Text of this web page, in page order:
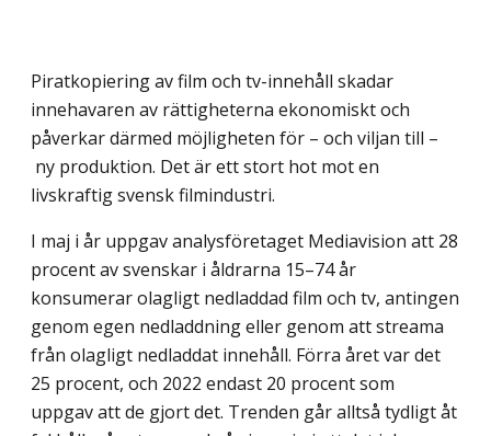
Piratkopiering av film och tv-innehåll skadar
innehavaren av rättigheterna ekonomiskt och
påverkar därmed möjligheten för – och viljan till –
ny produktion. Det är ett stort hot mot en
livskraftig svensk filmindustri.
I maj i år uppgav analysföretaget Mediavision att 28
procent av svenskar i åldrarna 15–74 år
konsumerar olagligt nedladdad film och tv, antingen
genom egen nedladdning eller genom att streama
från olagligt nedladdat innehåll. Förra året var det
25 procent, och 2022 endast 20 procent som
uppgav att de gjort det. Trenden går alltså tydligt åt